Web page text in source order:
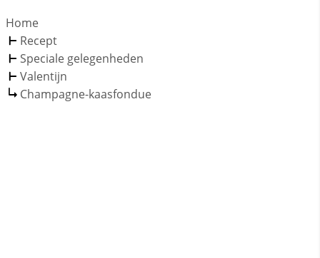
Home
Recept
Speciale gelegenheden
Valentijn
Champagne-kaasfondue